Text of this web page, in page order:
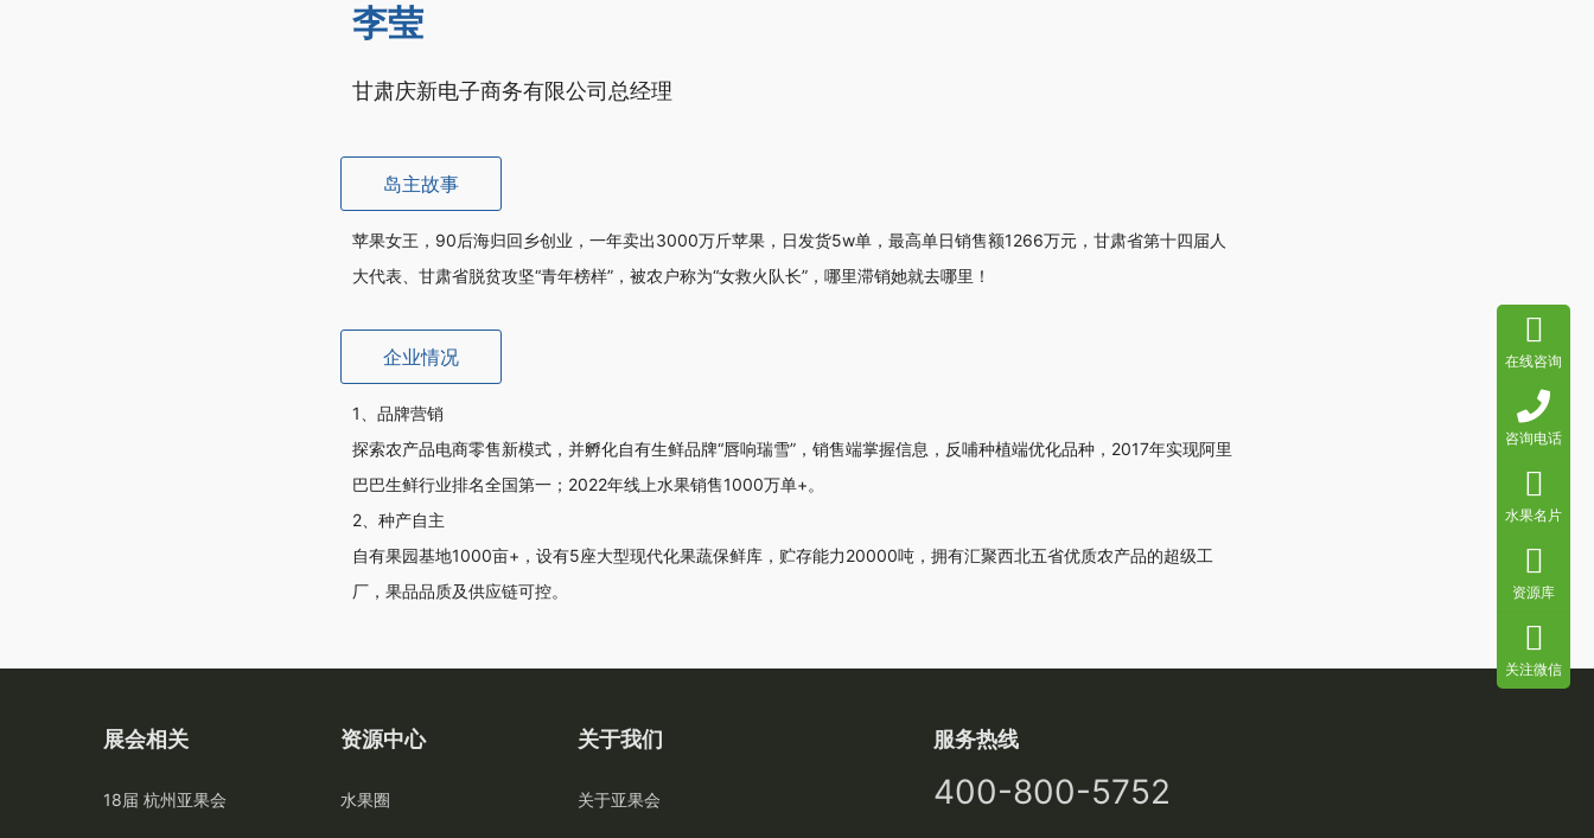
李莹
甘肃庆新电子商务有限公司总经理
岛主故事
苹果女王，90后海归回乡创业，一年卖出3000万斤苹果，日发货5w单，最高单日销售额1266万元，甘肃省第十四届人
大代表、甘肃省脱贫攻坚“青年榜样”，被农户称为“女救火队长”，哪里滞销她就去哪里！
企业情况
1、品牌营销
探索农产品电商零售新模式，并孵化自有生鲜品牌“唇响瑞雪”，销售端掌握信息，反哺种植端优化品种，2017年实现阿里
巴巴生鲜行业排名全国第一；2022年线上水果销售1000万单+。
2、种产自主
自有果园基地1000亩+，设有5座大型现代化果蔬保鲜库，贮存能力20000吨，拥有汇聚西北五省优质农产品的超级工
厂，果品品质及供应链可控。
展会相关
18届 杭州亚果会
资源中心
水果圈
关于我们
关于亚果会
服务热线
400-800-5752
在线咨询
咨询电话
水果名片
资源库
关注微信